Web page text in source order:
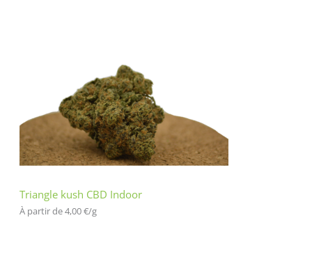
Triangle kush CBD Indoor
À partir de 4,00€/g